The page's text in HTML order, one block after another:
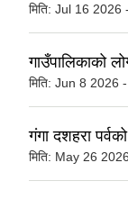
मिति: Jul 16 2026
गाउँपालिकाको
मिति: Jun 8 2026
गंगा दशहरा
मिति: May 26